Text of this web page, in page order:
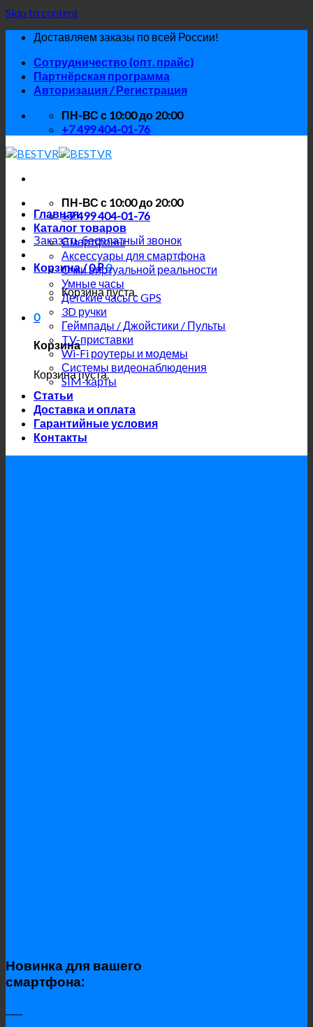
Skip to content
Доставляем заказы по всей России!
Сотрудничество (опт. прайс)
Партнёрская программа
Авторизация / Регистрация
ПН-ВС с 10:00 до 20:00
+7 499 404-01-76
ПН-ВС с 10:00 до 20:00
+7 499 404-01-76
Заказать бесплатный звонок
Корзина /0₽0
Корзина пуста.
0
Корзина
Корзина пуста.
Главная
Каталог товаров
Смартфоны
Аксессуары для смартфона
Очки виртуальной реальности
Умные часы
Детские часы с GPS
3D ручки
Геймпады / Джойстики / Пульты
TV-приставки
Wi-Fi роутеры и модемы
Системы видеонаблюдения
SIM-карты
Статьи
Доставка и оплата
Гарантийные условия
Контакты
Новинка для вашего
смартфона: